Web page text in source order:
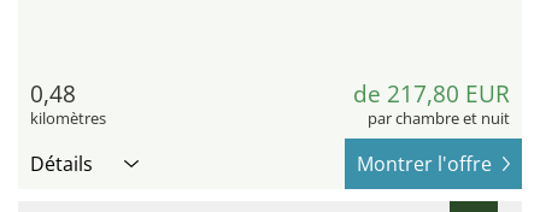
0,48
kilomètres
de 217,80 EUR
par chambre et nuit
Détails Montrer l'offre